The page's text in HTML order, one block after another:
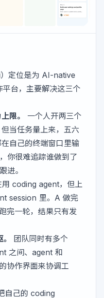
定位是为 AI-native
台，主要解决这三个
限。
一个人开两三个
当任务量上来，五六
自己的终端窗口里输
你很难追踪谁做到了
进。
用 coding agent，但上
session 里。A 做完
完一轮，结果只有发
团队同时有多个
之间、agent 和
协作界面来协调工
自己的 coding